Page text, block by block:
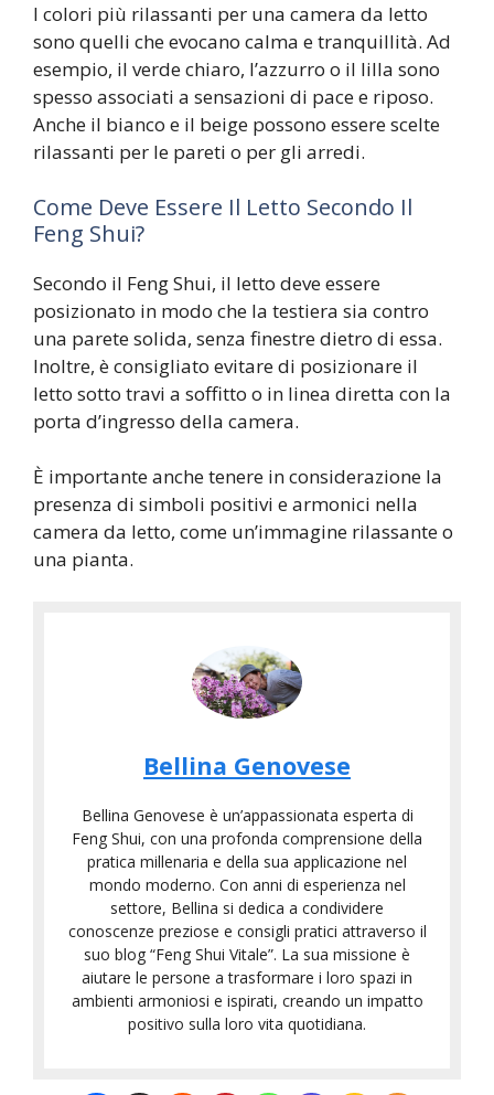
I colori più rilassanti per una camera da letto
sono quelli che evocano calma e tranquillità. Ad
esempio, il verde chiaro, l’azzurro o il lilla sono
spesso associati a sensazioni di pace e riposo.
Anche il bianco e il beige possono essere scelte
rilassanti per le pareti o per gli arredi.
Come Deve Essere Il Letto Secondo Il
Feng Shui?
Secondo il Feng Shui, il letto deve essere
posizionato in modo che la testiera sia contro
una parete solida, senza finestre dietro di essa.
Inoltre, è consigliato evitare di posizionare il
letto sotto travi a soffitto o in linea diretta con la
porta d’ingresso della camera.
È importante anche tenere in considerazione la
presenza di simboli positivi e armonici nella
camera da letto, come un’immagine rilassante o
una pianta.
Bellina Genovese
Bellina Genovese è un’appassionata esperta di
Feng Shui, con una profonda comprensione della
pratica millenaria e della sua applicazione nel
mondo moderno. Con anni di esperienza nel
settore, Bellina si dedica a condividere
conoscenze preziose e consigli pratici attraverso il
suo blog “Feng Shui Vitale”. La sua missione è
aiutare le persone a trasformare i loro spazi in
ambienti armoniosi e ispirati, creando un impatto
positivo sulla loro vita quotidiana.